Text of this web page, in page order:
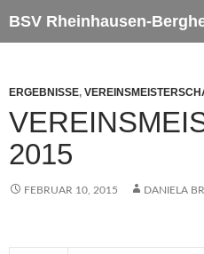
Inhalt
ERGEBNISSE,
2015
FEBRUAR 10, 2015 DANIELA